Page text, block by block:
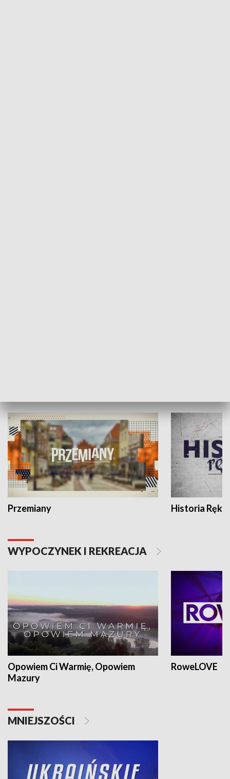
Przemiany Historia Ręką
WYPOCZYNEK I REKREACJA
Opowiem Ci Warmię, Opowiem
Mazury
RoweLOVE
MNIEJSZOŚCI